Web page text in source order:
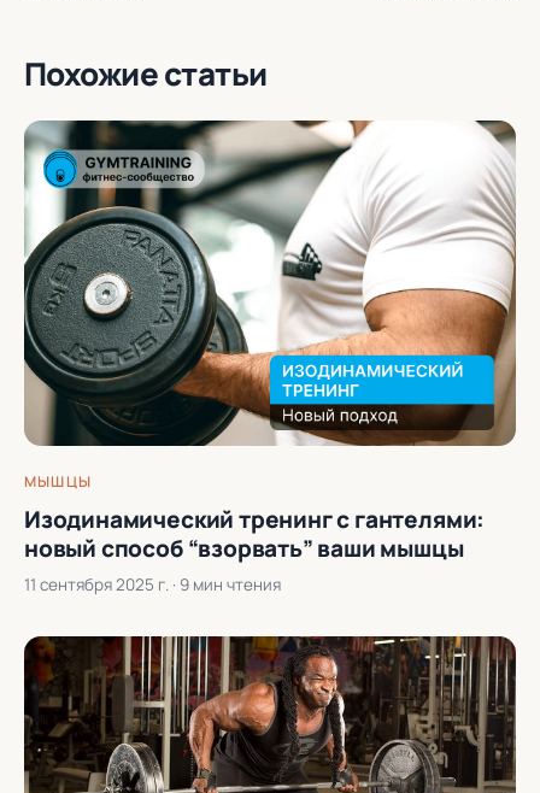
Похожие статьи
МЫШЦЫ
Изодинамический тренинг с гантелями:
новый способ “взорвать” ваши мышцы
11 сентября 2025 г. · 9 мин чтения